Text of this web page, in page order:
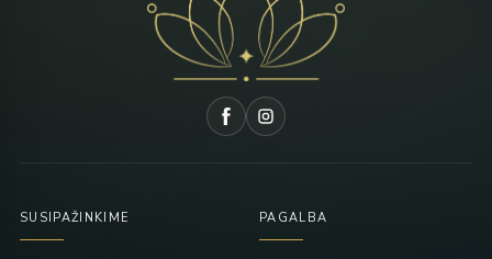
SUSIPAŽINKIME PAGALBA